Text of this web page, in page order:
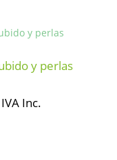
es:
y perlas
IVA Inc.